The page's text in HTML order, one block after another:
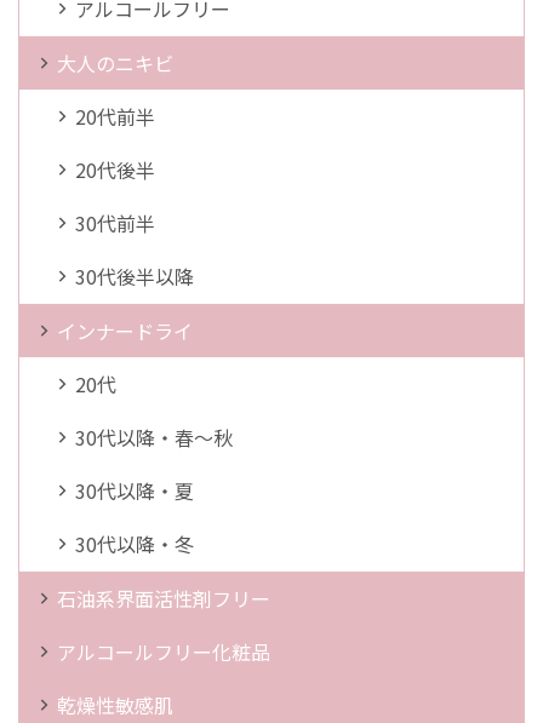
アルコールフリー
大人のニキビ
20代前半
20代後半
30代前半
30代後半以降
インナードライ
20代
30代以降・春～秋
30代以降・夏
30代以降・冬
石油系界面活性剤フリー
アルコールフリー化粧品
乾燥性敏感肌